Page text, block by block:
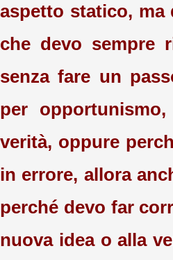
aspetto statico, ma
che devo sempre
senza fare un
per
verità, oppure
in errore, allora
perché devo far
nuova idea o alla